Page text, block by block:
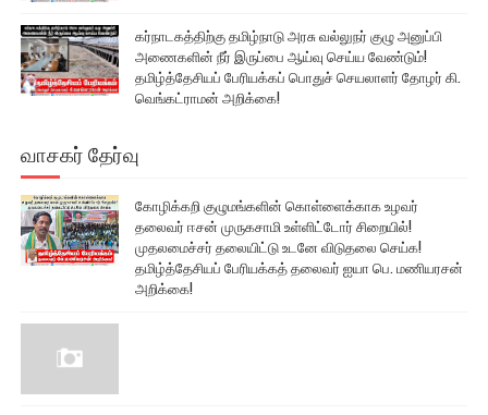
கர்நாடகத்திற்கு தமிழ்நாடு அரசு வல்லுநர் குழு அனுப்பி
அணைகளின் நீர் இருப்பை ஆய்வு செய்ய வேண்டும்!
தமிழ்த்தேசியப் பேரியக்கப் பொதுச் செயலாளர் தோழர் கி.
வெங்கட்ராமன் அறிக்கை!
வாசகர் தேர்வு
கோழிக்கறி குழுமங்களின் கொள்ளைக்காக உழவர்
தலைவர் ஈசன் முருகசாமி உள்ளிட்டோர் சிறையில்!
முதலமைச்சர் தலையிட்டு உடனே விடுதலை செய்க!
தமிழ்த்தேசியப் பேரியக்கத் தலைவர் ஐயா பெ. மணியரசன்
அறிக்கை!